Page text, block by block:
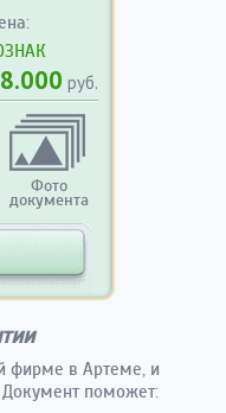
руб.
Фото
документа
фирме в Артеме, и
поможет: